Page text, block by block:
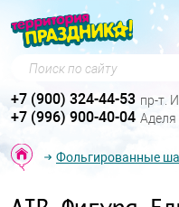
Поиск по сайту
+7 (900) 324-44-53 пр-т.
+7 (996) 900-40-04 Аделя
Фольгированные